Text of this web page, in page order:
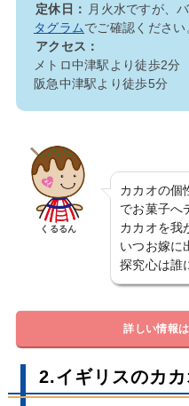
定休日：
月火水ですが、
タグラムでご確認ください
アクセス：
メトロ中津駅より徒歩2分
阪急中津駅より徒歩5分
くるるん
カカオの個
でお菓子へ
カカオを我
いつお嫁に
探究心は誰
詳しい情報
2.イギリスのカ